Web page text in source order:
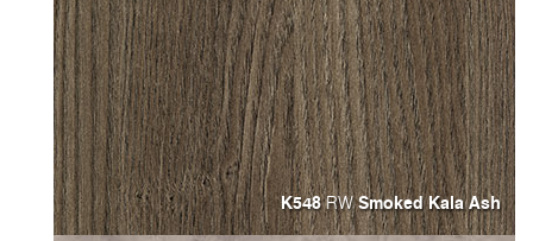
K548RWSmoked Kala Ash